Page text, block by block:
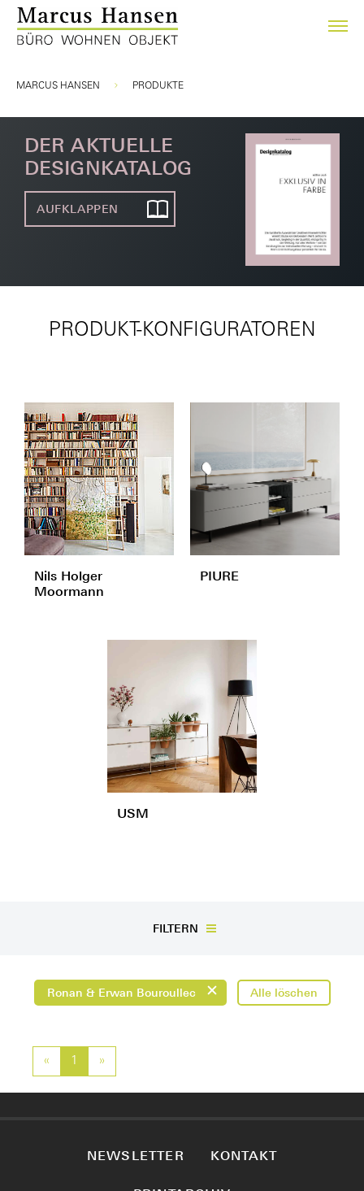
Sie sind hier:
MARCUS HANSEN PRODUKTE
DER AKTUELLE
DESIGNKATALOG
AUFKLAPPEN
PRODUKT-KONFIGURATOREN
Nils Holger
Moormann
PIURE
USM
FILTERN
Ronan & Erwan Bouroullec Alle löschen
« Previous
1 »
NEWSLETTER KONTAKT